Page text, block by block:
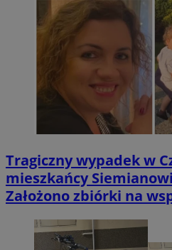
Tragiczny wypadek w
mieszkańcy
Założono zbiórki na